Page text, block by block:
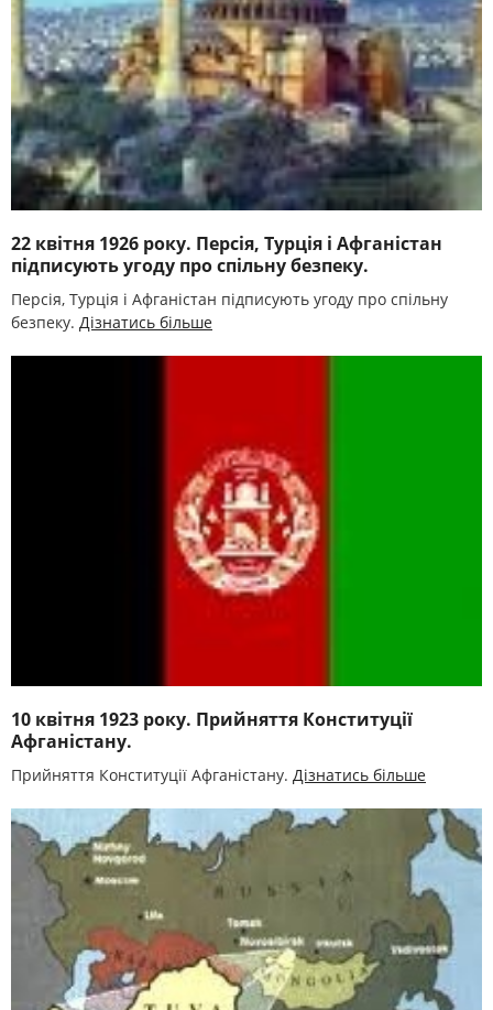
22 квітня 1926 року. Персія, Турція і Афганістан
підписують угоду про спільну безпеку.
Персія, Турція і Афганістан підписують угоду про спільну
безпеку. Дізнатись більше
10 квітня 1923 року. Прийняття Конституції
Афганістану.
Прийняття Конституції Афганістану. Дізнатись більше